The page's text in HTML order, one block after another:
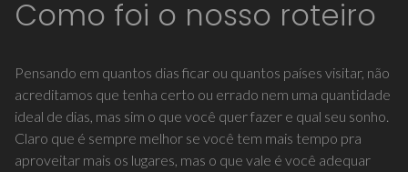
Como foi o nosso roteiro
Pensando em quantos dias ficar ou quantos países visitar, não
acreditamos que tenha certo ou errado nem uma quantidade
ideal de dias, mas sim o que você quer fazer e qual seu sonho.
Claro que é sempre melhor se você tem mais tempo pra
aproveitar mais os lugares, mas o que vale é você adequar